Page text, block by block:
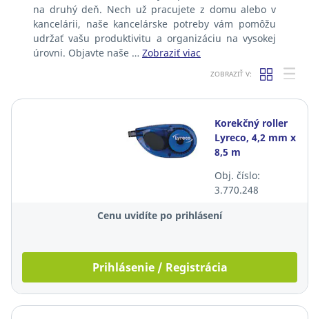
na druhý deň. Nech už pracujete z domu alebo v
kancelárii, naše kancelárske potreby vám pomôžu
udržať vašu produktivitu a organizáciu na vysokej
úrovni. Objavte naše … Zobraziť viac
ZOBRAZIŤ V:
Korekčný roller
Lyreco, 4,2 mm x
8,5 m
Obj. číslo:
3.770.248
Cenu uvidíte po prihlásení
Prihlásenie / Registrácia